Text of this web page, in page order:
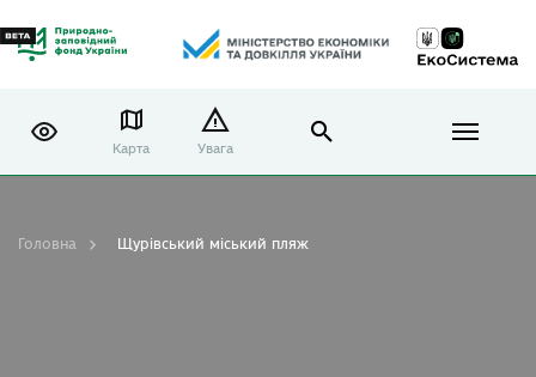
Карта Увага
Головна Щурівський міський пляж